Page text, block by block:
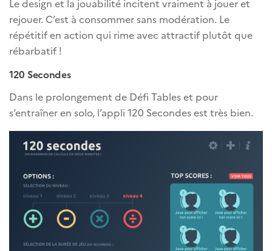
Le design et la jouabilité incitent vraiment à jouer et
rejouer. C’est à consommer sans modération. Le
répétitif en action qui rime avec attractif plutôt que
rébarbatif !
120 Secondes
Dans le prolongement de Défi Tables et pour
s’entraîner en solo, l’appli 120 Secondes est très bien.